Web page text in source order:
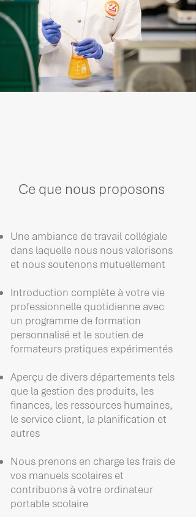
Ce que nous proposons
Une ambiance de travail collégiale
dans laquelle nous nous valorisons
et nous soutenons mutuellement
Introduction complète à votre vie
professionnelle quotidienne avec
un programme de formation
personnalisé et le soutien de
formateurs pratiques expérimentés
Aperçu de divers départements tels
que la gestion des produits, les
finances, les ressources humaines,
le service client, la planification et
autres
Nous prenons en charge les frais de
vos manuels scolaires et
contribuons à votre ordinateur
portable scolaire